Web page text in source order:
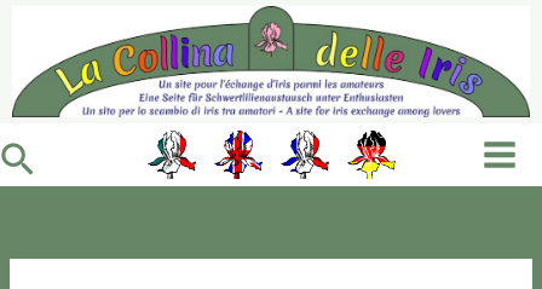
contenuto
Cerca